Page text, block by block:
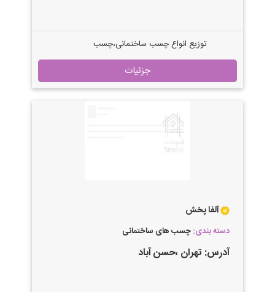
توزیع انواع چسب ساختمانی،چسب
صنعتی،فوری،123،الکترود، صفحه
برش،سیم مفتول،انواع رنگ و تینرهای
روغنی و فوری
جزئیات
آلفا پخش
دسته بندی:چسب های ساختمانی
آدرس: تهران ،حسن آباد